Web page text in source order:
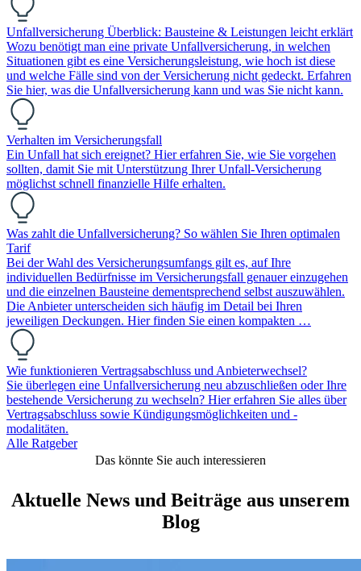
Unfallversicherung Überblick: Bausteine & Leistungen leicht erklärt
Wozu benötigt man eine private Unfallversicherung, in welchen
Situationen gibt es eine Versicherungsleistung, wie hoch ist diese
und welche Fälle sind von der Versicherung nicht gedeckt. Erfahren
Sie hier, was die Unfallversicherung kann und was Sie nicht kann.
Verhalten im Versicherungsfall
Ein Unfall hat sich ereignet? Hier erfahren Sie, wie Sie vorgehen
sollten, damit Sie mit Unterstützung Ihrer Unfall-Versicherung
möglichst schnell finanzielle Hilfe erhalten.
Was zahlt die Unfallversicherung? So wählen Sie Ihren optimalen
Tarif
Bei der Wahl des Versicherungsumfangs gilt es, auf Ihre
individuellen Bedürfnisse im Versicherungsfall genauer einzugehen
und die einzelnen Bausteine dementsprechend selbst auszuwählen.
Die Anbieter unterscheiden sich häufig im Detail bei Ihren
jeweiligen Deckungen. Hier finden Sie einen kompakten …
Wie funktionieren Vertragsabschluss und Anbieterwechsel?
Sie überlegen eine Unfallversicherung neu abzuschließen oder Ihre
bestehende Versicherung zu wechseln? Hier erfahren Sie alles über
Vertragsabschluss sowie Kündigungsmöglichkeiten und -
modalitäten.
Alle Ratgeber
Das könnte Sie auch interessieren
Aktuelle News und Beiträge aus unserem
Blog